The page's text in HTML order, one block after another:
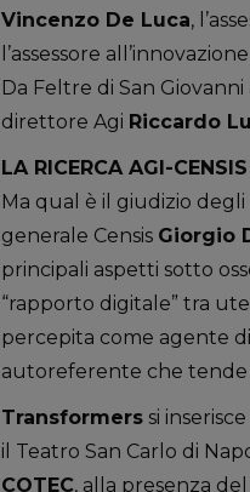
Vincenzo De Luca,
l’assessore
Da Feltre di San
direttore Agi Riccardo
LA RICERCA AGI-
Ma qual è il giudizio
generale Censis Giorgio
principali aspetti sotto
“rapporto digitale” tra
percepita come agente
autoreferente che tende
Transformerssi
il Teatro San Carlo di
COTEC, alla presenza